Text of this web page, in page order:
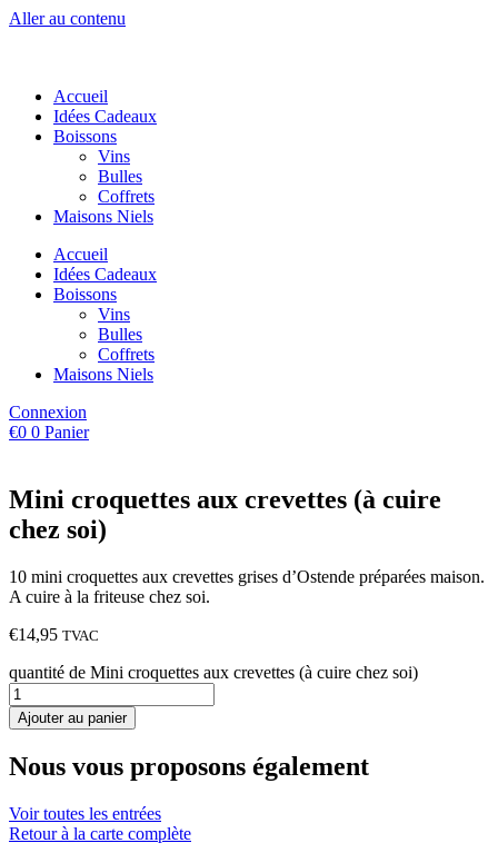
Aller au contenu
Accueil
Idées Cadeaux
Boissons
Vins
Bulles
Coffrets
Maisons Niels
Accueil
Idées Cadeaux
Boissons
Vins
Bulles
Coffrets
Maisons Niels
Connexion
€0 0 Panier
Mini croquettes aux crevettes (à cuire
chez soi)
10 mini croquettes aux crevettes grises d’Ostende préparées maison.
A cuire à la friteuse chez soi.
€14,95 TVAC
quantité de Mini croquettes aux crevettes (à cuire chez soi)
Ajouter au panier
Nous vous proposons également
Voir toutes les entrées
Retour à la carte complète